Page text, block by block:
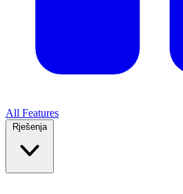
All Features
Rješenja